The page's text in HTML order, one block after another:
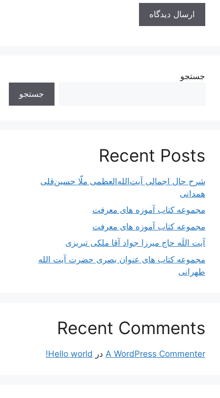
جستجو
جستجو
Recent Posts
شرح حال اجمالی آیت‌الله‌العظمی ملّا حسین‌قلی
همدانی
مجموعه کتاب آموزه های معرفت
مجموعه کتاب آموزه های معرفت
آیت اللَه حاج میرزا جواد آقا ملکی تبریزی
مجموعه کتاب های عنوان بصری حضرت آیت الله
طهرانی
Recent Comments
A WordPress Commenter در Hello world!